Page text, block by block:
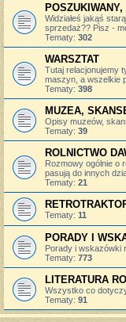
Widziałeś jakąś
sprzedaż?? Pisz -
Tematy: 302
WARSZTAT
Tutaj relacjonujemy
maszyn, a wszelkie
Tematy: 398
MUZEA,
Opisy muzeów,
Tematy: 39
ROLNICTWO
Rozmowy ogólnie o
pasują do innych
Tematy: 21
Tematy: 11
PORADY I
Porady i wskazówki
Tematy: 773
LITERATURA
Wszystko co
Tematy: 91